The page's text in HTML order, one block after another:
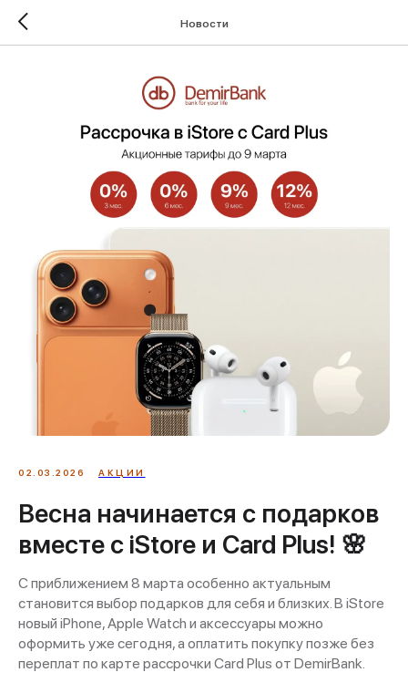
Новости
02.03.2026 АКЦИИ
Весна начинается с подарков
вместе с iStore и Card Plus! 🌸
С приближением 8 марта особенно актуальным
становится выбор подарков для себя и близких. В iStore
новый iPhone, Apple Watch и аксессуары можно
оформить уже сегодня, а оплатить покупку позже без
переплат по карте рассрочки Card Plus от DemirBank.